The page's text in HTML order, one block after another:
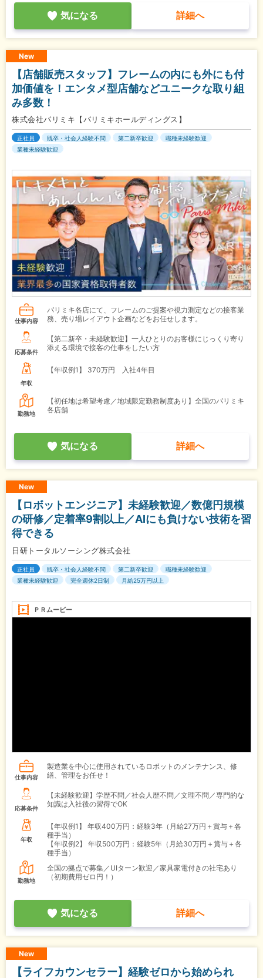
気になる 詳細へ
New
【店舗販売スタッフ】フレームの内にも外にも付
加価値を！エンタメ型店舗などユニークな取り組
み多数！
株式会社パリミキ【パリミキホールディングス】
正社員 既卒・社会人経験不問 第二新卒歓迎
職種未経験歓迎
業種未経験歓迎
仕事内容
パリミキ各店にて、フレームのご提案や視力測定などの接客業
務、売り場レイアウト企画などをお任せします。
応募条件
【第二新卒・未経験歓迎】一人ひとりのお客様にじっくり寄り
添える環境で接客の仕事をしたい方
年収
【年収例1】 370万円 入社4年目
勤務地
【初任地は希望考慮／地域限定勤務制度あり】全国のパリミキ
各店舗
気になる 詳細へ
New
【ロボットエンジニア】未経験歓迎／数億円規模
の研修／定着率9割以上／AIにも負けない技術を習
得できる
日研トータルソーシング株式会社
正社員 既卒・社会人経験不問 第二新卒歓迎
職種未経験歓迎
業種未経験歓迎
完全週休2日制 月給25万円以上
ＰＲムービー
仕事内容
製造業を中心に使用されているロボットのメンテナンス、修
繕、管理をお任せ！
応募条件
【未経験歓迎】学歴不問／社会人歴不問／文理不問／専門的な
知識は入社後の習得でOK
年収
【年収例1】
年収400万円：経験3年（月給27万円＋賞与＋各
種手当）
【年収例2】
年収500万円：経験5年（月給30万円＋賞与＋各
種手当）
勤務地
全国の拠点で募集／UIターン歓迎／家具家電付きの社宅あり
（初期費用ゼロ円！）
気になる 詳細へ
New
【ライフカウンセラー】経験ゼロから始められ